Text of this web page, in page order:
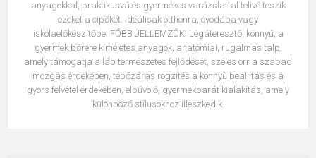
anyagokkal, praktikusvá és gyermekes varázslattal telivé teszik
ezeket a cipőket. Ideálisak otthonra, óvodába vagy
iskolaelőkészítőbe. FŐBB JELLEMZŐK: Légáteresztő, könnyű, a
gyermek bőrére kíméletes anyagok, anatómiai, rugalmas talp,
amely támogatja a láb természetes fejlődését, széles orr a szabad
mozgás érdekében, tépőzáras rögzítés a könnyű beállítás és a
gyors felvétel érdekében, elbűvölő, gyermekbarát kialakítás, amely
különböző stílusokhoz illeszkedik.